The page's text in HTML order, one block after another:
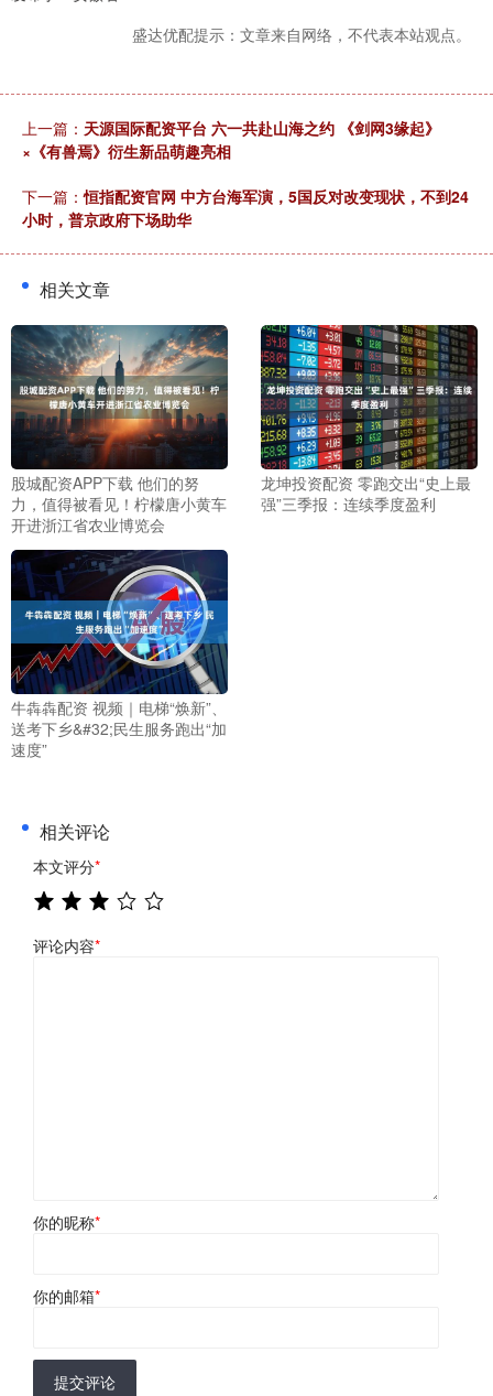
盛达优配提示：文章来自网络，不代表本站观点。
上一篇： 天源国际配资平台 六一共赴山海之约 《剑网3缘起》
×《有兽焉》衍生新品萌趣亮相
下一篇：恒指配资官网 中方台海军演，5国反对改变现状，不到24
小时，普京政府下场助华
相关文章
股城配资APP下载 他们的努
力，值得被看见！柠檬唐小黄车
开进浙江省农业博览会
龙坤投资配资 零跑交出“史上最
强”三季报：连续季度盈利
牛犇犇配资 视频｜电梯“焕新”、
送考下乡&#32;民生服务跑出“加
速度”
相关评论
本文评分*
评论内容*
你的昵称*
你的邮箱*
提交评论